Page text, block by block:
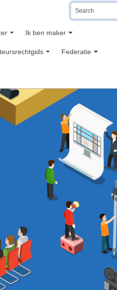
Ik ben maker
Federatie